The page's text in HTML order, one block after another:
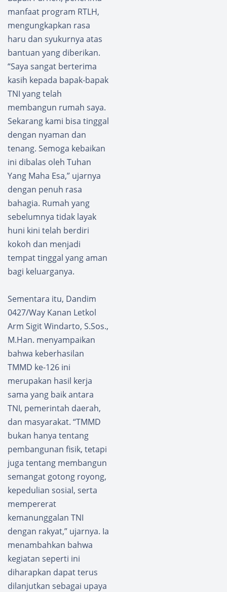
men
Jaga
n dan
Profesi
onalis
me
Polres
Way
Samba
ngi
Pelajar
SMAN 1
manfaat program RTLH,
mengungkapkan rasa
haru dan syukurnya atas
bantuan yang diberikan.
“Saya sangat berterima
kasih kepada bapak-bapak
TNI yang telah
membangun rumah saya.
Sekarang kami bisa tinggal
dengan nyaman dan
tenang. Semoga kebaikan
ini dibalas oleh Tuhan
Yang Maha Esa,” ujarnya
dengan penuh rasa
bahagia. Rumah yang
sebelumnya tidak layak
huni kini telah berdiri
kokoh dan menjadi
tempat tinggal yang aman
bagi keluarganya.
Sementara itu, Dandim
0427/Way Kanan Letkol
Arm Sigit Windarto, S.Sos.,
M.Han. menyampaikan
bahwa keberhasilan
TMMD ke-126 ini
merupakan hasil kerja
sama yang baik antara
TNI, pemerintah daerah,
dan masyarakat. “TMMD
bukan hanya tentang
pembangunan fisik, tetapi
juga tentang membangun
semangat gotong royong,
kepedulian sosial, serta
mempererat
kemanunggalan TNI
dengan rakyat,” ujarnya. Ia
menambahkan bahwa
kegiatan seperti ini
diharapkan dapat terus
dilanjutkan sebagai upaya